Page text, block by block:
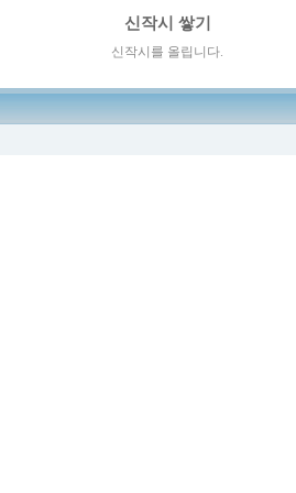
신작시 쌓기
신작시를 올립니다.